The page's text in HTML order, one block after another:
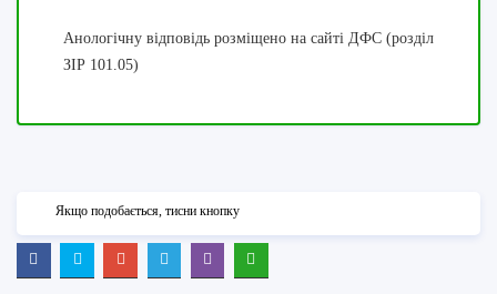
Анологічну відповідь розміщено на сайті ДФС (розділ
ЗІР 101.05)
Якщо подобається, тисни кнопку